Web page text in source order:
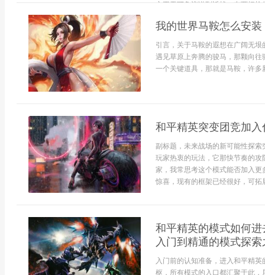
之王无可争议说到近战，有两把枪
我的世界马鞍怎么安
引言，关于马鞍的遐想在广阔无
遇见草原上奔腾的骏马，那颗向
一个关键道具，那就是马鞍，许多
和平精英突变团竞加
副标题，未来战场的新可能性探
玩家热衷的玩法，它那快节奏的
家，我常思考这个模式能否加入
惊喜，现有的框架已经很好，可
和平精英的模式如何
入门到精通的模式探索
入门前的认知准备，进入和平精
枢，所有模式的入口都汇聚于此